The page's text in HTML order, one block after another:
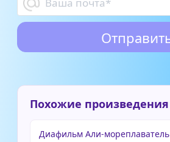
Похожие произведения
Диафильм Али-мореплаватель